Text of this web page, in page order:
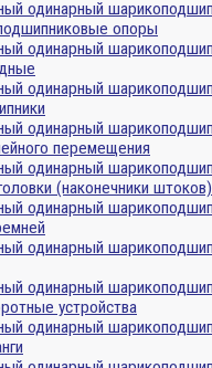
опоры
перемещения
(наконечники штоков)
устройства